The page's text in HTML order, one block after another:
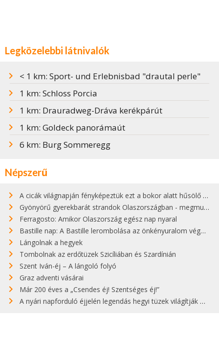
Legközelebbi látnivalók
< 1 km: Sport- und Erlebnisbad "drautal perle"
1 km: Schloss Porcia
1 km: Drauradweg-Dráva kerékpárút
1 km: Goldeck panorámaút
6 km: Burg Sommeregg
Népszerű
A cicák világnapján fényképeztük ezt a bokor alatt hűsölő cicát Kisorosziban
Gyönyörű gyerekbarát strandok Olaszországban - megmutatjuk a 15 legjobbat
Ferragosto: Amikor Olaszország egész nap nyaral
Bastille nap: A Bastille lerombolása az önkényuralom végét jelentette
Lángolnak a hegyek
Tombolnak az erdőtüzek Szicíliában és Szardínián
Szent Iván-éj – A lángoló folyó
Graz adventi vásárai
Már 200 éves a „Csendes éj! Szentséges éj!”
A nyári napforduló éjjelén legendás hegyi tüzek világítják meg Zugspitzét